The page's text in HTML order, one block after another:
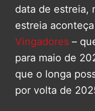
data de estreia,
estreia
Vingadores –
para maio de
que o longa
por volta de